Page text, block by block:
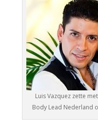
Luis Vazquez zette
Body Lead Nederland